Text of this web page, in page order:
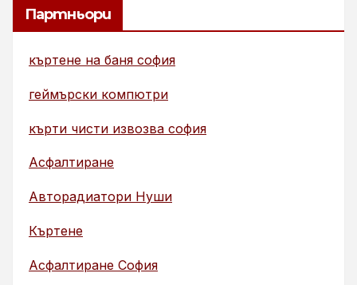
Партньори
къртене на баня софия
геймърски компютри
кърти чисти извозва софия
Асфалтиране
Авторадиатори Нуши
Къртене
Асфалтиране София